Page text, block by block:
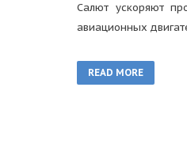
Салют ускоряют
авиационных
READ MORE